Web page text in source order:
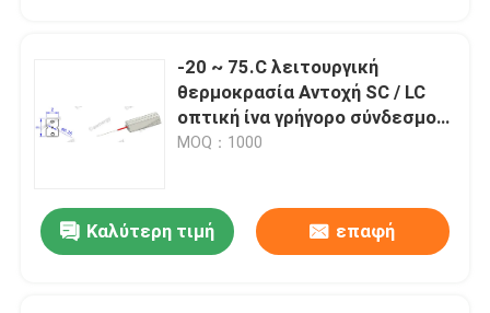
-20 ~ 75.C λειτουργική
θερμοκρασία Αντοχή SC / LC
οπτική ίνα γρήγορο σύνδεσμο
για 3,0 mm X 2,0 mm πτώση
MOQ：1000
Καλύτερη τιμή επαφή